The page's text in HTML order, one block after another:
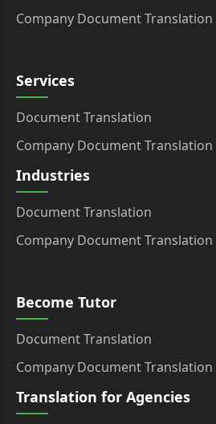
Company Document Translation
Services
Document Translation
Company Document Translation
Industries
Document Translation
Company Document Translation
Become Tutor
Document Translation
Company Document Translation
Translation for Agencies